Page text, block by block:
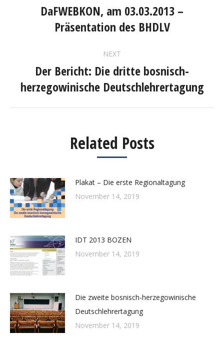
NAVIGATION
Previous
post:
DaFWEBKON, am 03.03.2013 –
Präsentation des BHDLV
NEXT
Next
post:
Der Bericht: Die dritte bosnisch-
herzegowinische Deutschlehrertagung
Related Posts
Plakat – Die erste Regionaltagung
November 14, 2019
IDT 2013 BOZEN
November 14, 2019
Die zweite bosnisch-herzegowinische
Deutschlehrertagung
November 14, 2019